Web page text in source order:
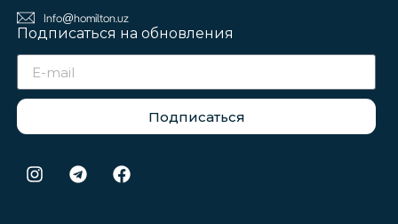
Info@homilton.uz
Подписаться на обновления
Подписаться